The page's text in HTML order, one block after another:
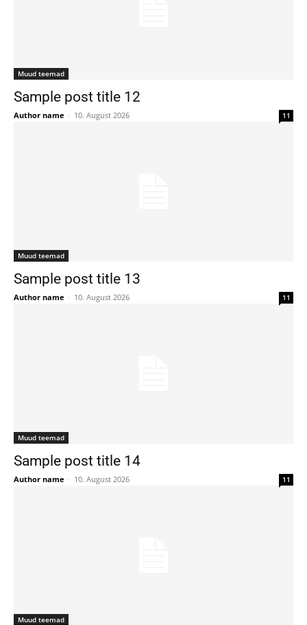
Muud teemad
Sample post title 12
Author name - 10. August 2026 11
Muud teemad
Sample post title 13
Author name - 10. August 2026 11
Muud teemad
Sample post title 14
Author name - 10. August 2026 11
Muud teemad